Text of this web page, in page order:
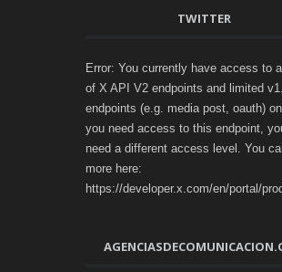
TWITTER
Error: You currently have access to
of X API V2 endpoints and limited
endpoints (e.g. media post, oauth)
you need access to this endpoint,
need a different access level. You
more here:
https://developer.x.com/en/portal/